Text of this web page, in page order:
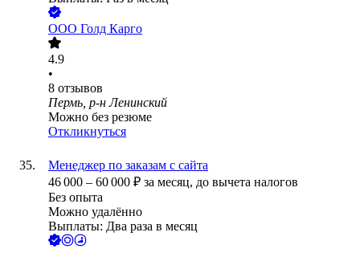
ООО Голд Карго
4.9
•
8 отзывов
Пермь, р-н Ленинский
Можно без резюме
Откликнуться
Менеджер по заказам с сайта
46 000 – 60 000 ₽ за месяц, до вычета налогов
Без опыта
Можно удалённо
Выплаты: Два раза в месяц